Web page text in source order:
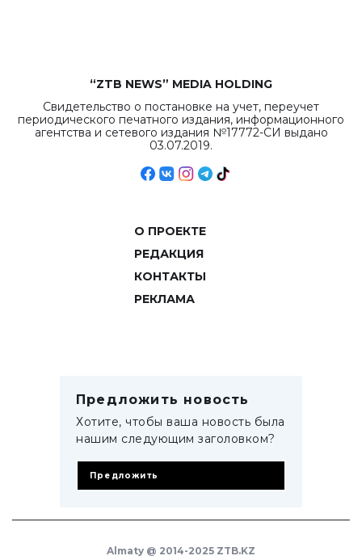
“ZTB NEWS” MEDIA HOLDING
Свидетельство о постановке на учет, переучет
периодического печатного издания, информационного
агентства и сетевого издания №17772-СИ выдано
03.07.2019.
О ПРОЕКТЕ
РЕДАКЦИЯ
КОНТАКТЫ
РЕКЛАМА
Предложить новость
Хотите, чтобы ваша новость была
нашим следующим заголовком?
Предложить
Almaty @ 2014-2025 ZTB.KZ